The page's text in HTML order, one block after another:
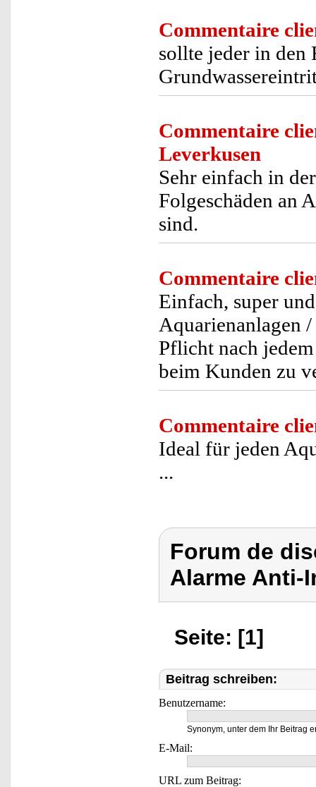
Commentaire
sollte jeder in den
Commentaire
Leverkusen
Sehr einfach in
Folgeschäden an
sind.
Commentaire
Einfach, super
Aquarienanlagen
Pflicht nach
beim Kunden zu
Commentaire
Ideal für jeden
...
Forum de
Alarme Anti-
Seite: [1]
Beitrag schreiben:
Benutzername:
Synonym, unter dem Ihr Beitrag
E-Mail:
URL zum Beitrag: